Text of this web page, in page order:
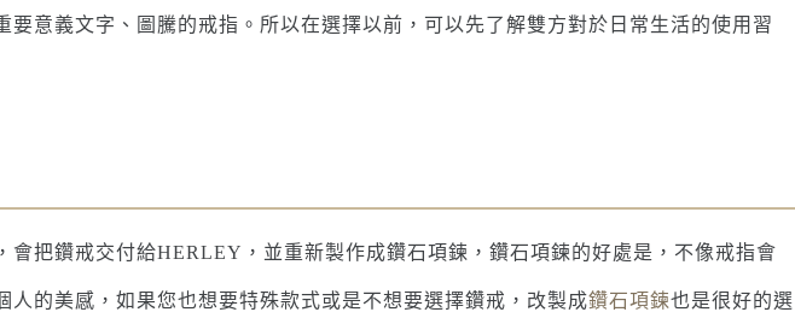
意義文字、圖騰的戒指。所以在選擇以前，可以先了解雙方對於日常生活的使用習
把鑽戒交付給HERLEY，並重新製作成鑽石項鍊，鑽石項鍊的好處是，不像戒指會
的美感，如果您也想要特殊款式或是不想要選擇鑽戒，改製成鑽石項鍊也是很好的選